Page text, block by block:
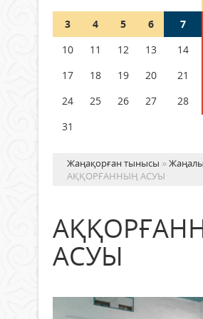
Германия аптап ыстыққа
бастады
04 тамыз 2026 ж.
3
4 5 6 7
10
11 12 13 14
17
18 19 20 21
24
25 26 27 28
31
Жаңақорған тынысы »
АҚҚОРҒАННЫҢ АСУЫ
АСУЫ